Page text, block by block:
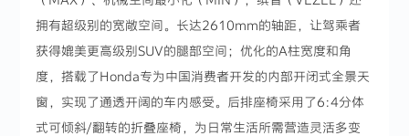
拥有超级别的宽敞空间。长达2610mm的轴距，让驾乘者
获得媲美更高级别SUV的腿部空间；优化的A柱宽度和角
度，搭载了Honda专为中国消费者开发的内部开闭式全景天
窗，实现了通透开阔的车内感受。后排座椅采用了6:4分体
式可倾斜/翻转的折叠座椅，为日常生活所需营造灵活多变